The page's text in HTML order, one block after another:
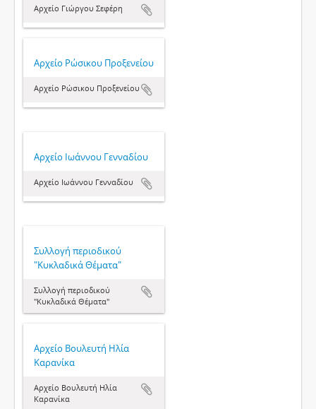
Αρχείο Γιώργου Σεφέρη
Αρχείο Ρώσικου Προξενείου
Αρχείο Ρώσικου Προξενείου
Aρχείο Ιωάννου Γενναδίου
Aρχείο Ιωάννου Γενναδίου
Συλλογή περιοδικού
"Κυκλαδικά Θέματα"
Συλλογή περιοδικού
"Κυκλαδικά Θέματα"
Αρχείο Βουλευτή Ηλία
Καρανίκα
Αρχείο Βουλευτή Ηλία
Καρανίκα